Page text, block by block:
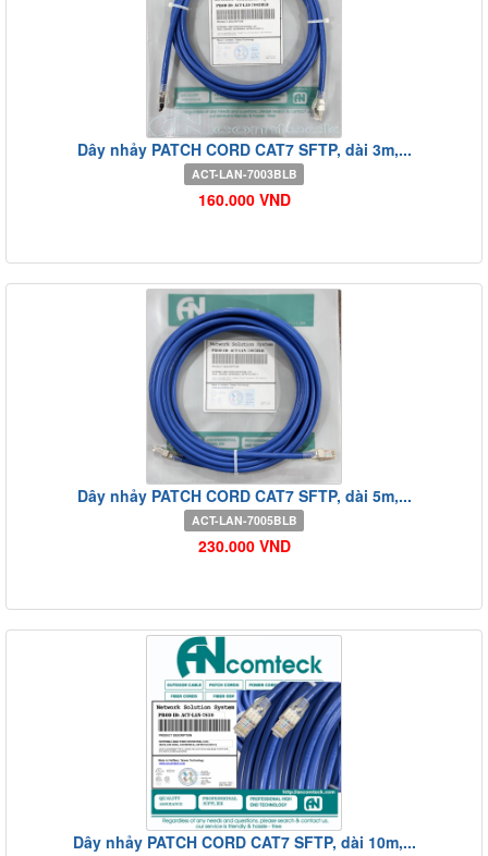
Dây nhảy PATCH CORD CAT7 SFTP, dài 3m,...
ACT-LAN-7003BLB
160.000 VND
Dây nhảy PATCH CORD CAT7 SFTP, dài 5m,...
ACT-LAN-7005BLB
230.000 VND
Dây nhảy PATCH CORD CAT7 SFTP, dài 10m,...